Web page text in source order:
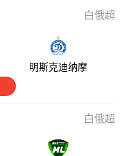
白俄超
明斯克迪纳摩
白俄超